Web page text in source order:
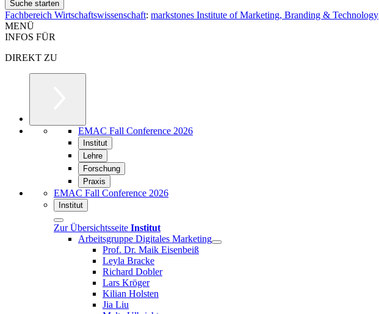
Fachbereich Wirtschaftswissenschaft: markstones Institute of Marketing, Branding & Technology
MENÜ
INFOS FÜR
DIREKT ZU
EMAC Fall Conference 2026
Institut
Lehre
Forschung
Praxis
EMAC Fall Conference 2026
Institut
Zur Übersichtsseite Institut
Arbeitsgruppe Digitales Marketing
Prof. Dr. Maik Eisenbeiß
Leyla Bracke
Richard Dobler
Lars Kröger
Kilian Holsten
Jia Liu